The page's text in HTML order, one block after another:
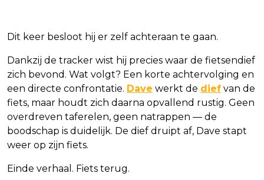
Dit keer besloot hij er zelf achteraan te gaan.
Dankzij de tracker wist hij precies waar de fietsendief
zich bevond. Wat volgt? Een korte achtervolging en
een directe confrontatie. Dave werkt de dief van de
fiets, maar houdt zich daarna opvallend rustig. Geen
overdreven taferelen, geen natrappen — de
boodschap is duidelijk. De dief druipt af, Dave stapt
weer op zijn fiets.
Einde verhaal. Fiets terug.